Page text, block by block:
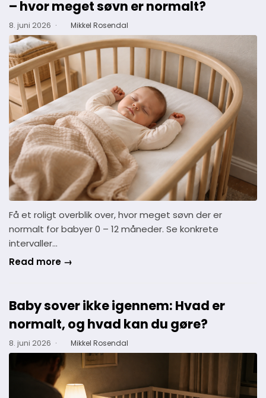
– hvor meget søvn er normalt?
8. juni 2026 · Mikkel Rosendal
Få et roligt overblik over, hvor meget søvn der er
normalt for babyer 0 – 12 måneder. Se konkrete
intervaller…
Read more →
Baby sover ikke igennem: Hvad er
normalt, og hvad kan du gøre?
8. juni 2026 · Mikkel Rosendal